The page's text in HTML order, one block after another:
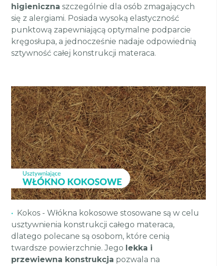
higieniczna szczególnie dla osób zmagających
się z alergiami. Posiada wysoką elastyczność
punktową zapewniającą optymalne podparcie
kręgosłupa, a jednocześnie nadaje odpowiednią
sztywność całej konstrukcji materaca.
• Kokos - Włókna kokosowe stosowane są w celu
usztywnienia konstrukcji całego materaca,
dlatego polecane są osobom, które cenią
twardsze powierzchnie. Jego lekka i
przewiewna konstrukcja pozwala na